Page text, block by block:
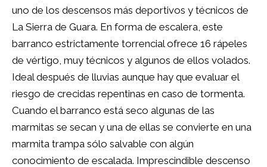
uno de los descensos más deportivos y técnicos de
La Sierra de Guara. En forma de escalera, este
barranco estrictamente torrencial ofrece 16 rápeles
de vértigo, muy técnicos y algunos de ellos volados.
Ideal después de lluvias aunque hay que evaluar el
riesgo de crecidas repentinas en caso de tormenta.
Cuando el barranco está seco algunas de las
marmitas se secan y una de ellas se convierte en una
marmita trampa sólo salvable con algún
conocimiento de escalada. Imprescindible descenso